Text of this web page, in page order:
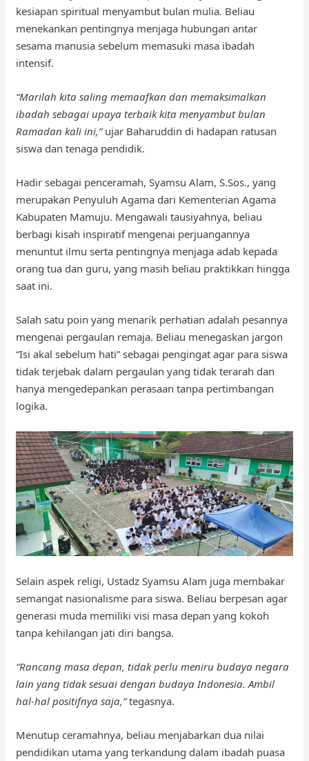
kesiapan spiritual menyambut bulan mulia. Beliau
menekankan pentingnya menjaga hubungan antar
sesama manusia sebelum memasuki masa ibadah
intensif.
“Marilah kita saling memaafkan dan memaksimalkan
ibadah sebagai upaya terbaik kita menyambut bulan
Ramadan kali ini,”ujar Baharuddin di hadapan ratusan
siswa dan tenaga pendidik.
Hadir sebagai penceramah, Syamsu Alam, S.Sos., yang
merupakan Penyuluh Agama dari Kementerian Agama
Kabupaten Mamuju. Mengawali tausiyahnya, beliau
berbagi kisah inspiratif mengenai perjuangannya
menuntut ilmu serta pentingnya menjaga adab kepada
orang tua dan guru, yang masih beliau praktikkan hingga
saat ini.
Salah satu poin yang menarik perhatian adalah pesannya
mengenai pergaulan remaja. Beliau menegaskan jargon
“Isi akal sebelum hati” sebagai pengingat agar para siswa
tidak terjebak dalam pergaulan yang tidak terarah dan
hanya mengedepankan perasaan tanpa pertimbangan
logika.
Selain aspek religi, Ustadz Syamsu Alam juga membakar
semangat nasionalisme para siswa. Beliau berpesan agar
generasi muda memiliki visi masa depan yang kokoh
tanpa kehilangan jati diri bangsa.
“Rancang masa depan, tidak perlu meniru budaya negara
lain yang tidak sesuai dengan budaya Indonesia. Ambil
hal-hal positifnya saja,”tegasnya.
Menutup ceramahnya, beliau menjabarkan dua nilai
pendidikan utama yang terkandung dalam ibadah puasa